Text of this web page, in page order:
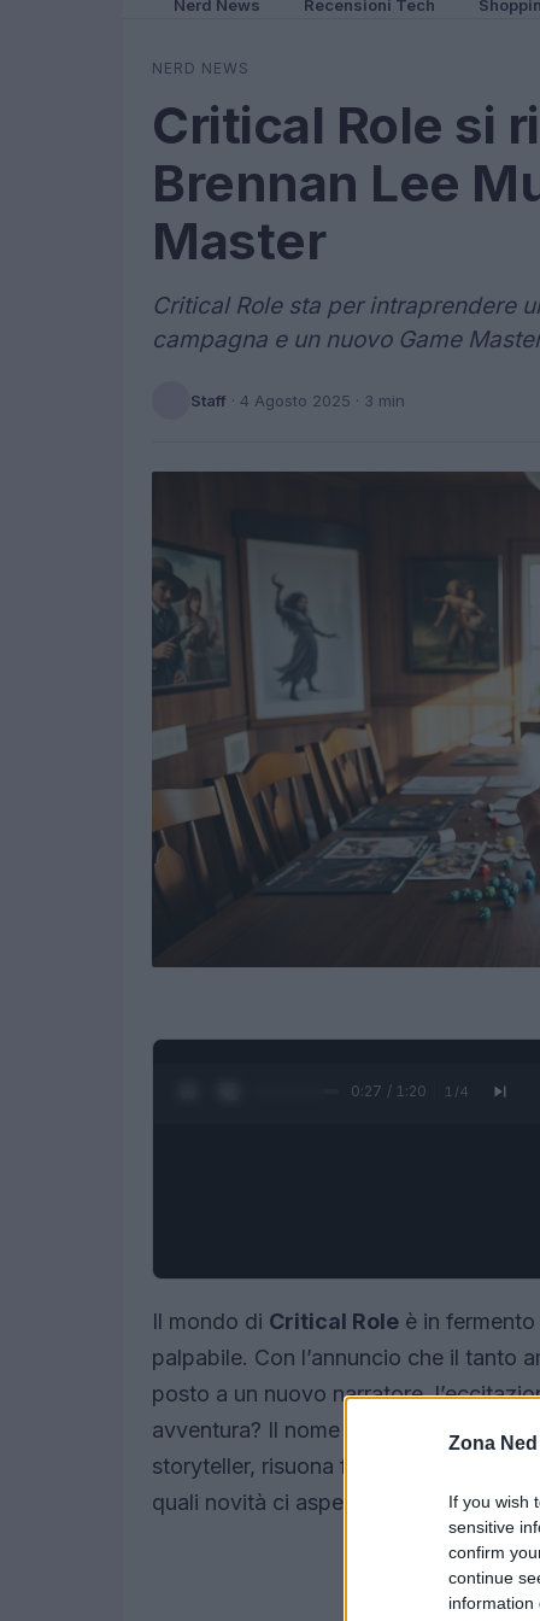
Zona Ned
If you wish
sensitive
confirm
continue
information
Nerd News Recensioni Tech
NERD NEWS
Critical Role si
Brennan Lee
Master
Critical Role sta per intraprendere
campagna e un nuovo Game
Staff · 4 Agosto 2025 · 3 min
0:28 / 1:20 1 /4
Il mondo di Critical Role è in
palpabile. Con l’annuncio che il tanto
posto a un nuovo narratore,
avventura? Il nome di
Brennan Lee
storyteller, risuona forte. Ma cosa
quali novità ci aspettano in questo